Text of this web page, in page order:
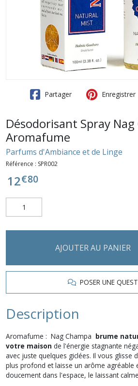
Partager Enregistrer
Désodorisant Spray Nag
Aromafume
Parfums d'Ambiance et de Linge
Référence : SPR002
12€80
AJOUTER AU PANIER
POSER UNE
Description
Aromafume : Nag Champa brume
votre maison de l'énergie stagnante
avec juste quelques giclées. Il vous glisse
plus profond et laisse un arôme agréable
doucement dans l'espace, le laissant